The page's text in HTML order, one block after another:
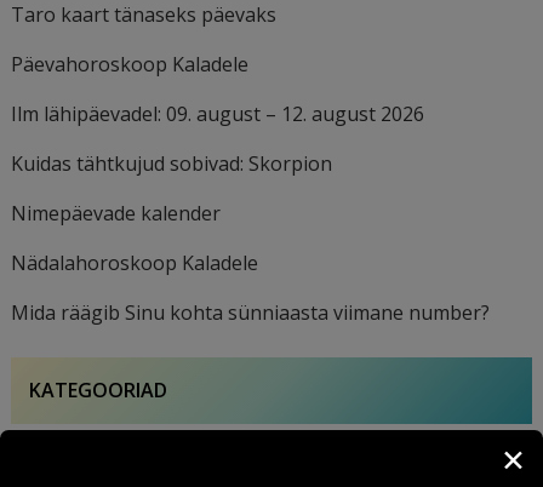
Taro kaart tänaseks päevaks
Päevahoroskoop Kaladele
Ilm lähipäevadel: 09. august – 12. august 2026
Kuidas tähtkujud sobivad: Skorpion
Nimepäevade kalender
Nädalahoroskoop Kaladele
Mida räägib Sinu kohta sünniaasta viimane number?
KATEGOORIAD
1,965✕